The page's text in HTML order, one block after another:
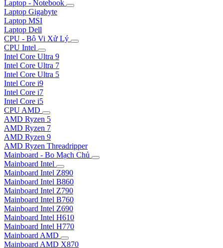
Laptop - Notebook
Laptop Gigabyte
Laptop MSI
Laptop Dell
CPU - Bộ Vi Xử Lý
CPU Intel
Intel Core Ultra 9
Intel Core Ultra 7
Intel Core Ultra 5
Intel Core i9
Intel Core i7
Intel Core i5
CPU AMD
AMD Ryzen 5
AMD Ryzen 7
AMD Ryzen 9
AMD Ryzen Threadripper
Mainboard - Bo Mạch Chủ
Mainboard Intel
Mainboard Intel Z890
Mainboard Intel B860
Mainboard Intel Z790
Mainboard Intel B760
Mainboard Intel Z690
Mainboard Intel H610
Mainboard Intel H770
Mainboard AMD
Mainboard AMD X870